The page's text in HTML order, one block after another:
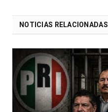
NOTICIAS RELACIONADAS